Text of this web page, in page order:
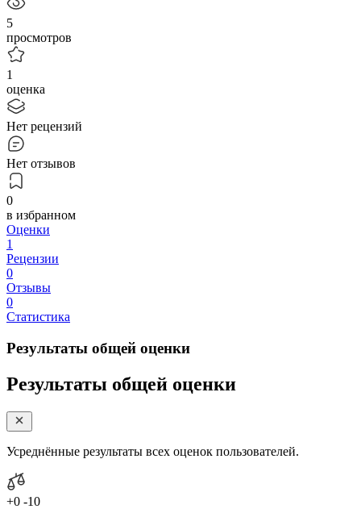
5
просмотров
1
оценка
Нет рецензий
Нет отзывов
0
в избранном
Оценки
1
Рецензии
0
Отзывы
0
Статистика
Результаты общей оценки
Результаты общей оценки
Усреднённые результаты всех оценок пользователей.
+0 -10